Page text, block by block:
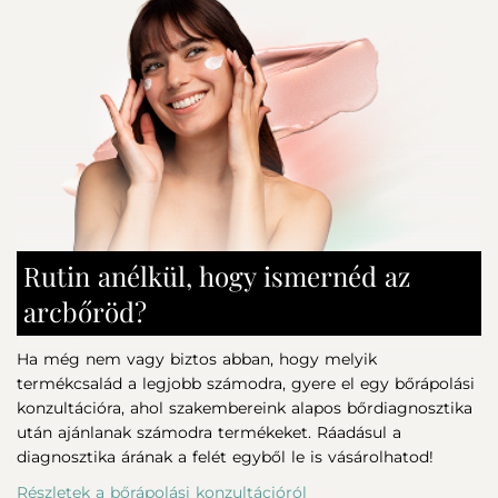
Rutin anélkül, hogy ismernéd az
arcbőröd?
Ha még nem vagy biztos abban, hogy melyik
termékcsalád a legjobb számodra, gyere el egy bőrápolási
konzultációra, ahol szakembereink alapos bőrdiagnosztika
után ajánlanak számodra termékeket. Ráadásul a
diagnosztika árának a felét egyből le is vásárolhatod!
Részletek a bőrápolási konzultációról
Egy diónyi méretű mennyiséget finoman masszírozzon a
bőrbe (arc, nyak és dekoltázs) 60 másodpercig, majd
öblítse le. A termék felviteléhez nem szükséges
vattakorong használata.
Problémás,gyulladt, aknéra hajlamos bőr esetén
használja felváltva a Balance Mélytisztító lemosójával.
Tocopheryl Acetate, Allantoin, 1,2-Hexanediol, Caprylyl
Glycol, Xanthan Gum, Hexamethylindanopyran, P-Anisic
Acid, Potassium Cetyl Phosphate, Sodium Phytate,
Vaccinium Myrtillus Fruit Juice, Methyl Ionones,
Methyldihydrojasmonate, Alpha-Isomethyl Ionone,
Isopropyl Myristate, Curcuma Longa (Turmeric) Root
Extract, Citric Acid, Benzyl Alcohol, Potassium Sorbate,
Sodium Benzoate